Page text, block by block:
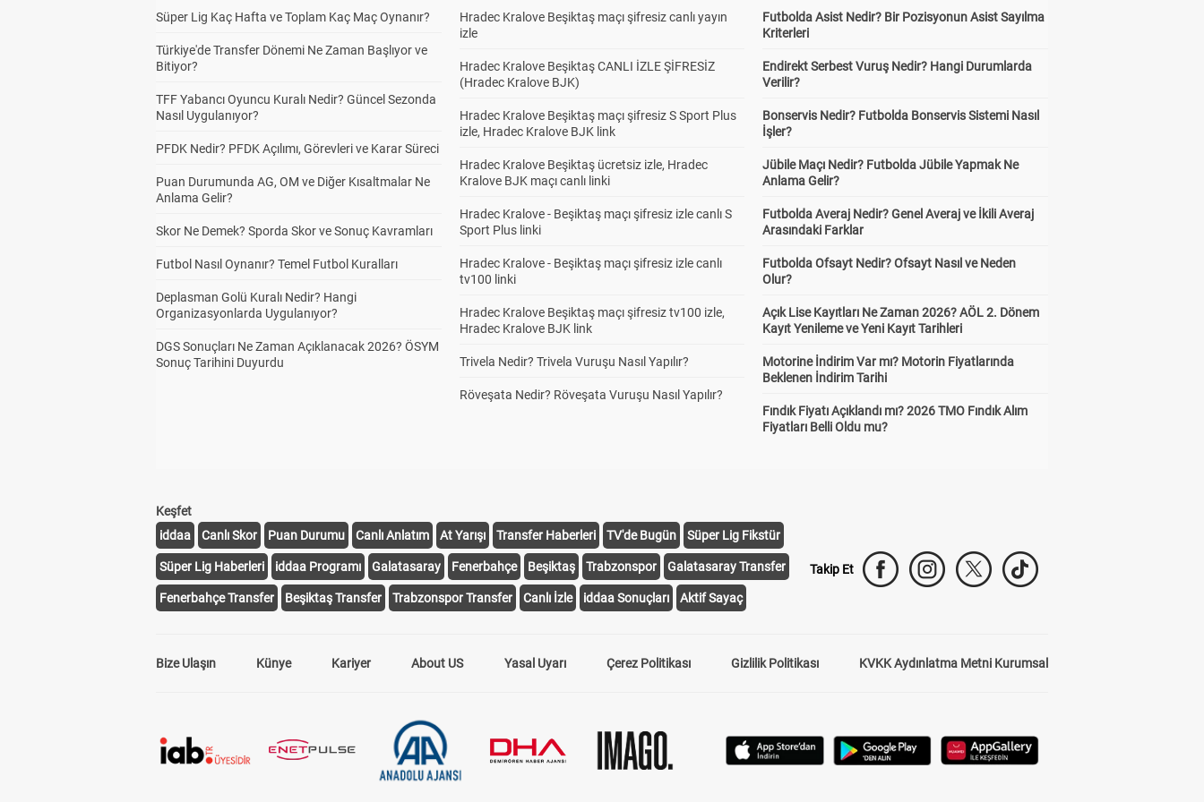
Süper Lig Kaç Hafta ve Toplam Kaç Maç Oynanır?
Türkiye'de Transfer Dönemi Ne Zaman Başlıyor ve
Bitiyor?
TFF Yabancı Oyuncu Kuralı Nedir? Güncel Sezonda
Nasıl Uygulanıyor?
PFDK Nedir? PFDK Açılımı, Görevleri ve Karar Süreci
Puan Durumunda AG, OM ve Diğer Kısaltmalar Ne
Anlama Gelir?
Skor Ne Demek? Sporda Skor ve Sonuç Kavramları
Futbol Nasıl Oynanır? Temel Futbol Kuralları
Deplasman Golü Kuralı Nedir? Hangi
Organizasyonlarda Uygulanıyor?
DGS Sonuçları Ne Zaman Açıklanacak 2026? ÖSYM
Sonuç Tarihini Duyurdu
Hradec Kralove Beşiktaş maçı şifresiz canlı yayın
izle
Hradec Kralove Beşiktaş CANLI İZLE ŞİFRESİZ
(Hradec Kralove BJK)
Hradec Kralove Beşiktaş maçı şifresiz S Sport Plus
izle, Hradec Kralove BJK link
Hradec Kralove Beşiktaş ücretsiz izle, Hradec
Kralove BJK maçı canlı linki
Hradec Kralove - Beşiktaş maçı şifresiz izle canlı S
Sport Plus linki
Hradec Kralove - Beşiktaş maçı şifresiz izle canlı
tv100 linki
Hradec Kralove Beşiktaş maçı şifresiz tv100 izle,
Hradec Kralove BJK link
Trivela Nedir? Trivela Vuruşu Nasıl Yapılır?
Röveşata Nedir? Röveşata Vuruşu Nasıl Yapılır?
Futbolda Asist Nedir? Bir Pozisyonun Asist Sayılma
Kriterleri
Endirekt Serbest Vuruş Nedir? Hangi Durumlarda
Verilir?
Bonservis Nedir? Futbolda Bonservis Sistemi Nasıl
İşler?
Jübile Maçı Nedir? Futbolda Jübile Yapmak Ne
Anlama Gelir?
Futbolda Averaj Nedir? Genel Averaj ve İkili Averaj
Arasındaki Farklar
Futbolda Ofsayt Nedir? Ofsayt Nasıl ve Neden
Olur?
Açık Lise Kayıtları Ne Zaman 2026? AÖL 2. Dönem
Kayıt Yenileme ve Yeni Kayıt Tarihleri
Motorine İndirim Var mı? Motorin Fiyatlarında
Beklenen İndirim Tarihi
Fındık Fiyatı Açıklandı mı? 2026 TMO Fındık Alım
Fiyatları Belli Oldu mu?
Keşfet
iddaa
Canlı Skor Puan Durumu Canlı Anlatım At Yarışı Transfer Haberleri TV'de Bugün Süper Lig Fikstür
Süper Lig Haberleri iddaa Programı Galatasaray Fenerbahçe Beşiktaş Trabzonspor Galatasaray Transfer
Fenerbahçe Transfer Beşiktaş Transfer Trabzonspor Transfer Canlı İzle iddaa Sonuçları Aktif Sayaç
Takip Et
Bize Ulaşın Künye Kariyer About US Yasal Uyarı Çerez Politikası Gizlilik Politikası KVKK Aydınlatma Metni Kurumsal